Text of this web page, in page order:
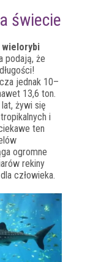
świecie
podają, że
jednak 10–
13,6 ton.
żywi się
i
ten
ogromne
rekiny
człowieka.